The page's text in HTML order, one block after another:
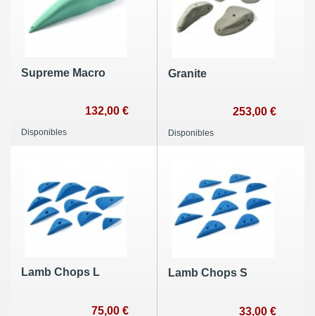
Supreme Macro
132,00 €
Disponibles
Granite
253,00 €
Disponibles
Lamb Chops L
75,00 €
Lamb Chops S
33,00 €